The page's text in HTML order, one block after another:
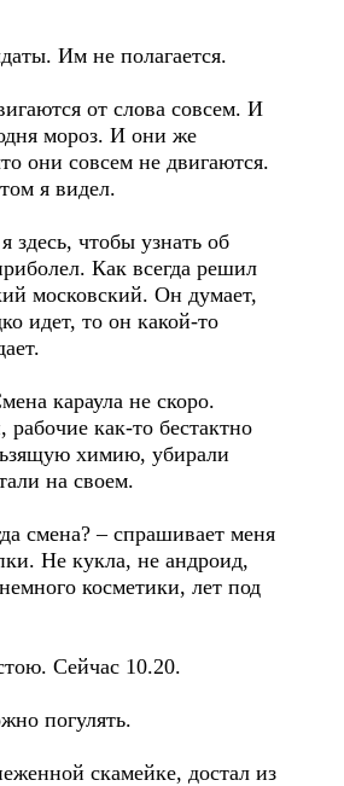
Им не полагается.
от слова совсем. И
мороз. И они же
они совсем не двигаются.
я видел.
здесь, чтобы узнать об
Как всегда решил
московский. Он думает,
идет, то он какой-то
караула не скоро.
как-то бестактно
химию, убирали
на своем.
смена? – спрашивает меня
Не кукла, не андроид,
косметики, лет под
Сейчас 10.20.
погулять.
скамейке, достал из